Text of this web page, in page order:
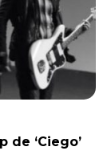
de ‘Ciego’